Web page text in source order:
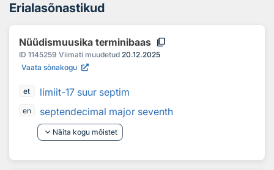
Erialasõnastikud
Nüüdismuusika terminibaas content_copy
ID 1145259 Viimati muudetud 20.12.2025
Vaata sõnakogu
et limiit-17 suur septim
en
septendecimal major seventh
keyboard_arrow_down Näita kogu mõistet